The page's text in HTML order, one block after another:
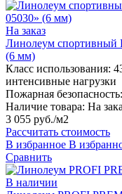
На заказ
Линолеум спортивный
(6 мм)
Класс использования:
интенсивные нагрузки
Пожарная безопасность:
Наличие товара: На
3 055 руб./м2
Рассчитать стоимость
В избранное В
Сравнить
В наличии